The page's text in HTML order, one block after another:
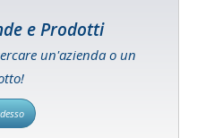
e Prodotti
un'azienda o un